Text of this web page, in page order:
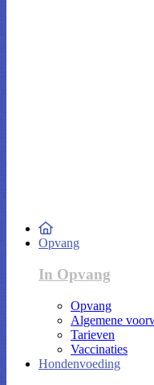
Opvang
In Opvang
Opvang
Algemene
Tarieven
Vaccinaties
Hondenvoeding